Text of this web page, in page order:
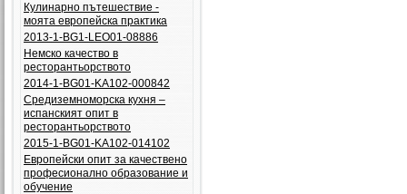
Кулинарно пътешествие -
моята европейска практика
2013-1-BG1-LEO01-08886
Немско качество в
ресторантьорството
2014-1-BG01-KA102-000842
Средиземноморска кухня –
испанският опит в
ресторантьорството
2015-1-BG01-KA102-014102
Европейски опит за качествено
професионално образование и
обучение